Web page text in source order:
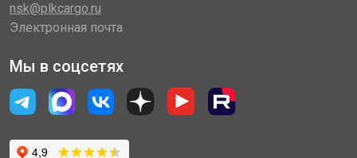
nsk@plkcargo.ru
Электронная почта
Мы в соцсетях